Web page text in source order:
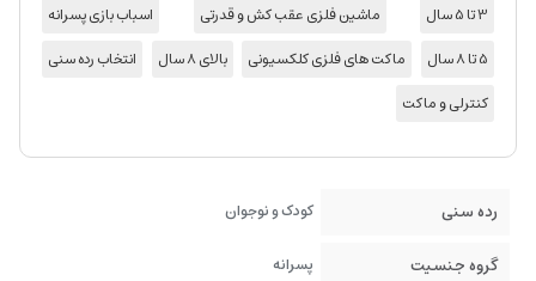
3 تا 5 سال
ماشین فلزی عقب کش و قدرتی
اسباب بازی پسرانه
5 تا 8 سال
ماکت های فلزی کلکسیونی بالای 8 سال
انتخاب رده سنی
کنترلی و ماکت
رده سنی کودک و نوجوان
گروه جنسیت پسرانه